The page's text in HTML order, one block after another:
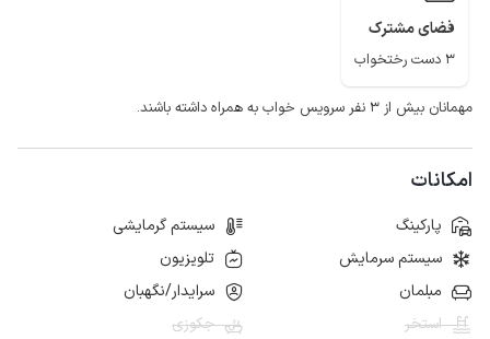
و... از جاذبه ها گردشگری شهر بهشهر می‌باشد.
فضای مشترک
3 دست رختخواب
مهمانان بیش از ۳ نفر سرویس خواب به همراه داشته باشند.
امکانات
پارکینگ
سیستم گرمایشی
سیستم سرمایش
تلویزیون
مبلمان
سرایدار/نگهبان
استخر
جکوزی